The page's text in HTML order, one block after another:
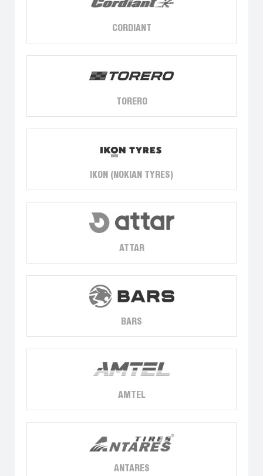
CORDIANT
TORERO
IKON (NOKIAN TYRES)
ATTAR
BARS
AMTEL
ANTARES